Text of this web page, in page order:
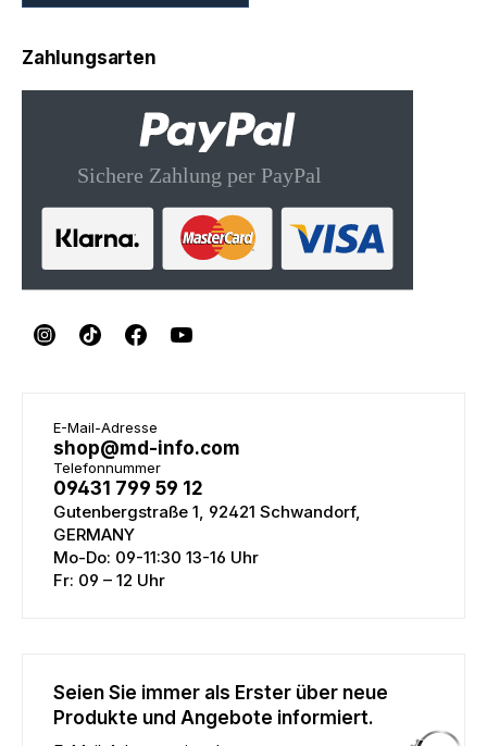
Zahlungsarten
E-Mail-Adresse
shop@md-info.com
Telefonnummer
09431 799 59 12
Gutenbergstraße 1, 92421 Schwandorf,
GERMANY
Mo-Do: 09-11:30 13-16 Uhr
Fr: 09 – 12 Uhr
Seien Sie immer als Erster über neue
Produkte und Angebote informiert.